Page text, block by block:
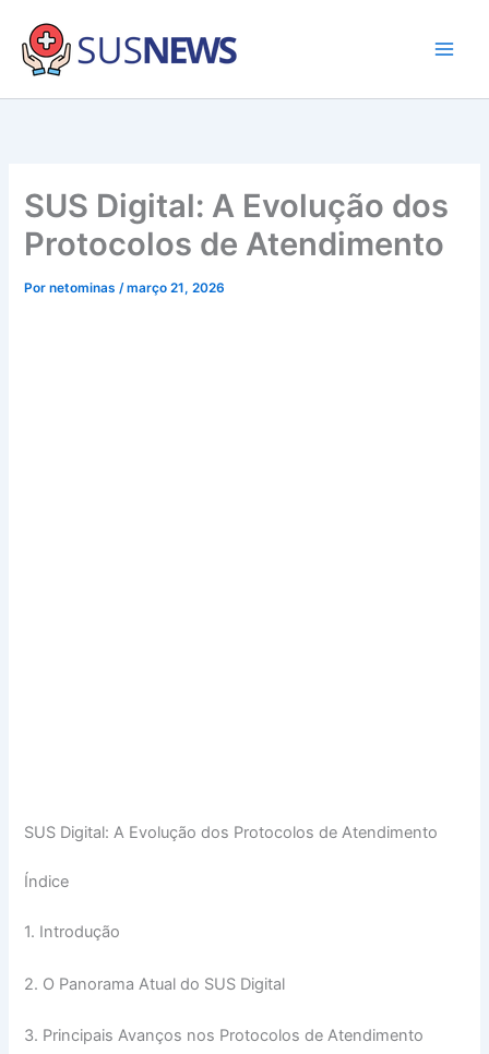
para
SUS Digital: A Evolução dos
Protocolos de Atendimento
Pornetominas/março 21, 2026
SUS Digital: A Evolução dos Protocolos de Atendimento
Índice
1. Introdução
2. O Panorama Atual do SUS Digital
3. Principais Avanços nos Protocolos de Atendimento